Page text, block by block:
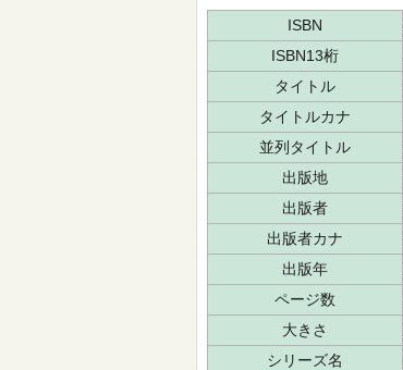
ISBN
ISBN13桁
タイトル
タイトルカナ
並列タイトル
出版地
出版者
出版者カナ
出版年
ページ数
大きさ
シリーズ名